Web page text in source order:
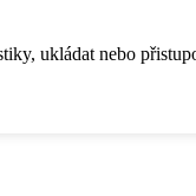
ukládat nebo